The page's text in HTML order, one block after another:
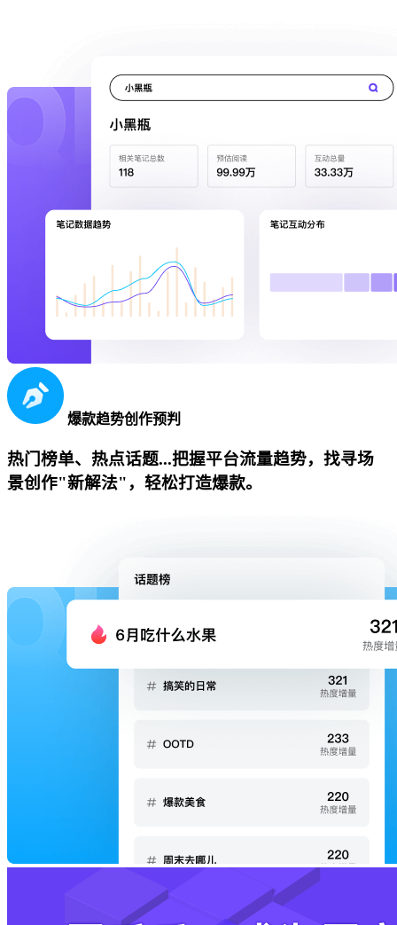
爆款趋势创作预判
热门榜单、热点话题...把握平台流量趋势，找寻场
景创作"新解法"，轻松打造爆款。